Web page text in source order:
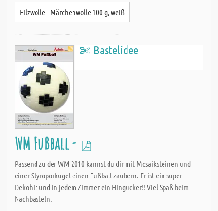
Filzwolle - Märchenwolle 100 g, weiß
Bastelidee
WM Fußball -
Passend zu der WM 2010 kannst du dir mit Mosaiksteinen und
einer Styroporkugel einen Fußball zaubern. Er ist ein super
Dekohit und in jedem Zimmer ein Hingucker!! Viel Spaß beim
Nachbasteln.